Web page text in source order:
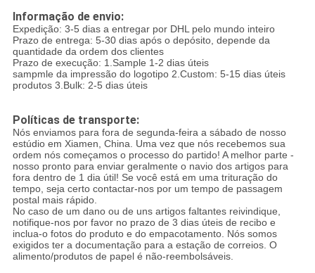
Informação de envio:
Expedição: 3-5 dias a entregar por DHL pelo mundo inteiro
Prazo de entrega: 5-30 dias após o depósito, depende da
quantidade da ordem dos clientes
Prazo de execução: 1.Sample 1-2 dias úteis
sampmle da impressão do logotipo 2.Custom: 5-15 dias úteis
produtos 3.Bulk: 2-5 dias úteis
Políticas de transporte:
Nós enviamos para fora de segunda-feira a sábado de nosso
estúdio em Xiamen, China. Uma vez que nós recebemos sua
ordem nós começamos o processo do partido! A melhor parte -
nosso pronto para enviar geralmente o navio dos artigos para
fora dentro de 1 dia útil! Se você está em uma trituração do
tempo, seja certo contactar-nos por um tempo de passagem
postal mais rápido.
No caso de um dano ou de uns artigos faltantes reivindique,
notifique-nos por favor no prazo de 3 dias úteis de recibo e
inclua-o fotos do produto e do empacotamento. Nós somos
exigidos ter a documentação para a estação de correios. O
alimento/produtos de papel é não-reembolsáveis.